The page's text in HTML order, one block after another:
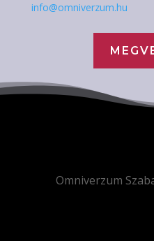
info@omniverzum.hu
Omniverzum